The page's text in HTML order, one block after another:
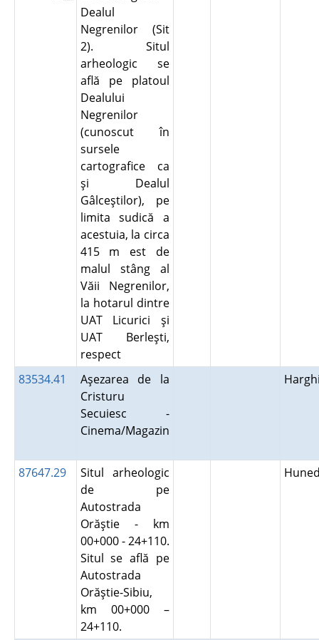
Dealul
Negrenilor (Sit
2). Situl
arheologic se
află pe platoul
Dealului
Negrenilor
(cunoscut în
sursele
cartografice ca
şi Dealul
Gâlceştilor), pe
limita sudică a
acestuia, la circa
415 m est de
malul stâng al
Văii Negrenilor,
la hotarul dintre
UAT Licurici şi
UAT Berleşti,
respect
83534.41
Aşezarea de la
Cristuru
Secuiesc -
Cinema/Magazin
87647.29
Situl arheologic
de pe
Autostrada
Orăştie - km
00+000 - 24+110.
Situl se află pe
Autostrada
Orăştie-Sibiu,
km 00+000 –
24+110.